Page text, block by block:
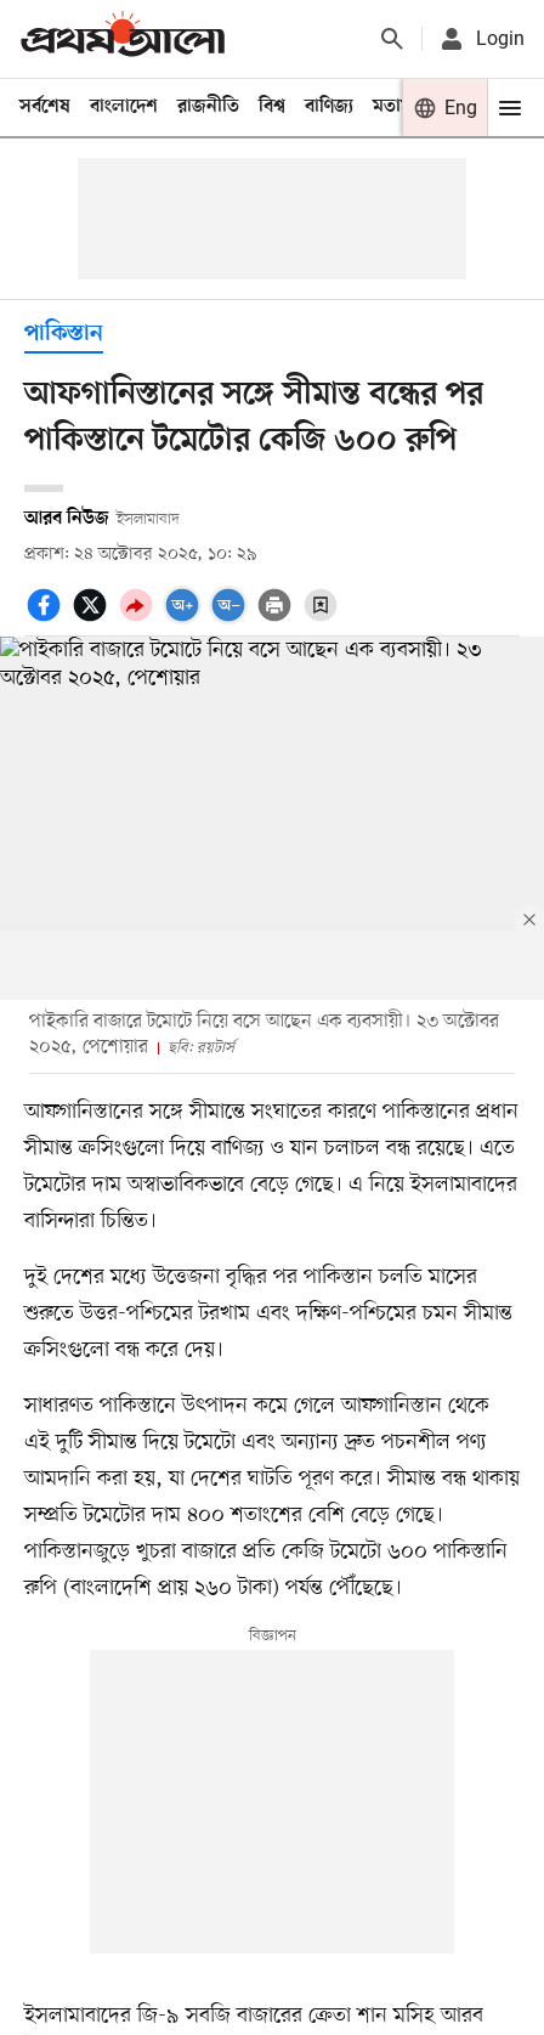
Login
সর্বশেষ বাংলাদেশ রাজনীতি বিশ্ব বাণিজ্য মতামত খেলা
Eng
পাকিস্তান
আফগানিস্তানের সঙ্গে সীমান্ত বন্ধের পর
পাকিস্তানে টমেটোর কেজি ৬০০ রুপি
আরব নিউজ ইসলামাবাদ
প্রকাশ: ২৪ অক্টোবর ২০২৫, ১০: ২৯
পাইকারি বাজারে টমোটে নিয়ে বসে আছেন এক ব্যবসায়ী। ২৩ অক্টোবর
২০২৫, পেশোয়ার
ছবি: রয়টার্স
আফগানিস্তানের সঙ্গে সীমান্তে সংঘাতের কারণে পাকিস্তানের প্রধান
সীমান্ত ক্রসিংগুলো দিয়ে বাণিজ্য ও যান চলাচল বন্ধ রয়েছে। এতে
টমেটোর দাম অস্বাভাবিকভাবে বেড়ে গেছে। এ নিয়ে ইসলামাবাদের
বাসিন্দারা চিন্তিত।
দুই দেশের মধ্যে উত্তেজনা বৃদ্ধির পর পাকিস্তান চলতি মাসের
শুরুতে উত্তর-পশ্চিমের টরখাম এবং দক্ষিণ-পশ্চিমের চমন সীমান্ত
ক্রসিংগুলো বন্ধ করে দেয়।
সাধারণত পাকিস্তানে উৎপাদন কমে গেলে আফগানিস্তান থেকে
এই দুটি সীমান্ত দিয়ে টমেটো এবং অন্যান্য দ্রুত পচনশীল পণ্য
আমদানি করা হয়, যা দেশের ঘাটতি পূরণ করে। সীমান্ত বন্ধ থাকায়
সম্প্রতি টমেটোর দাম ৪০০ শতাংশের বেশি বেড়ে গেছে।
পাকিস্তানজুড়ে খুচরা বাজারে প্রতি কেজি টমেটো ৬০০ পাকিস্তানি
রুপি (বাংলাদেশি প্রায় ২৬০ টাকা) পর্যন্ত পৌঁছেছে।
ইসলামাবাদের জি-৯ সবজি বাজারের ক্রেতা শান মসিহ আরব